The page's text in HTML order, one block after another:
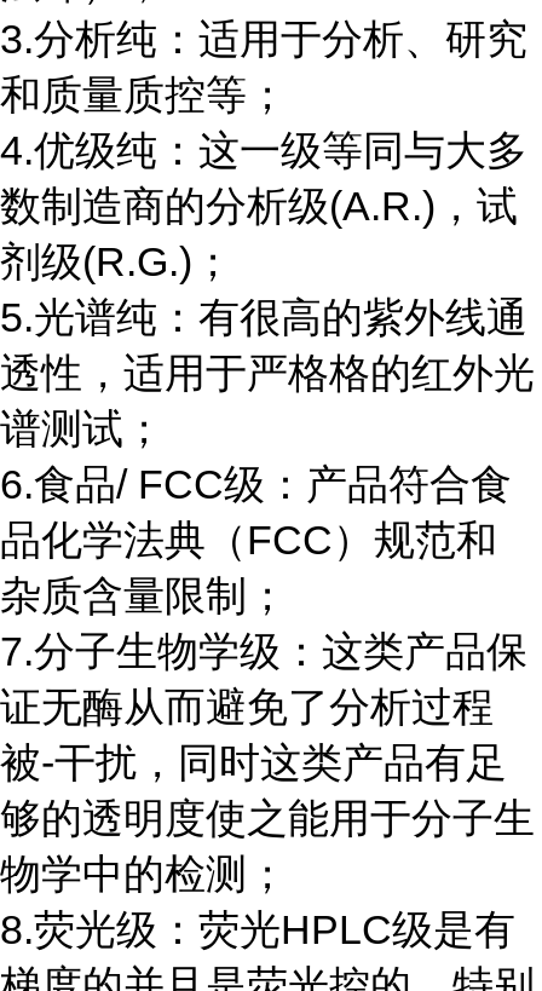
3.分析纯：适用于分析、研究
和质量质控等；
4.优级纯：这一级等同与大多
数制造商的分析级(A.R.)，试
剂级(R.G.)；
5.光谱纯：有很高的紫外线通
透性，适用于严格格的红外光
谱测试；
6.食品/ FCC级：产品符合食
品化学法典（FCC）规范和
杂质含量限制；
7.分子生物学级：这类产品保
证无酶从而避免了分析过程
被-干扰，同时这类产品有足
够的透明度使之能用于分子生
物学中的检测；
8.荧光级：荧光HPLC级是有